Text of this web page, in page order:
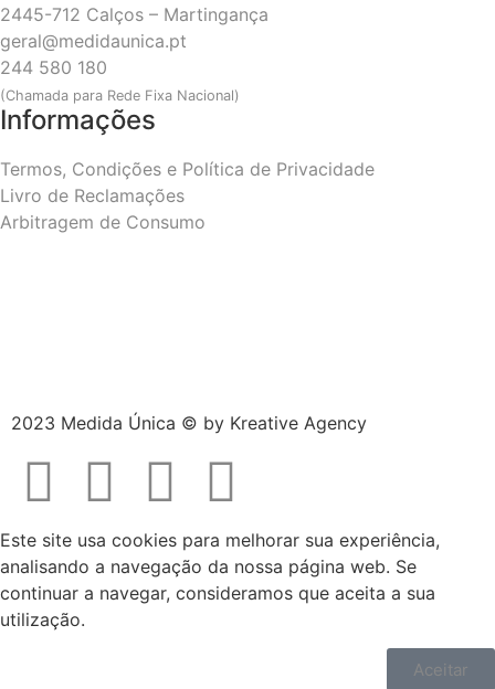
2445-712 Calços – Martingança
geral@medidaunica.pt
244 580 180
(Chamada para Rede Fixa Nacional)
Informações
Termos, Condições e Política de Privacidade
Livro de Reclamações
Arbitragem de Consumo
2023 Medida Única © by Kreative Agency
Este site usa cookies para melhorar sua experiência,
analisando a navegação da nossa página web. Se
continuar a navegar, consideramos que aceita a sua
utilização.
Aceitar